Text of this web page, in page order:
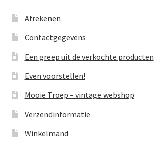
Afrekenen
Contactgegevens
Een greep uit de verkochte producten
Even voorstellen!
Mooie Troep – vintage webshop
Verzendinformatie
Winkelmand